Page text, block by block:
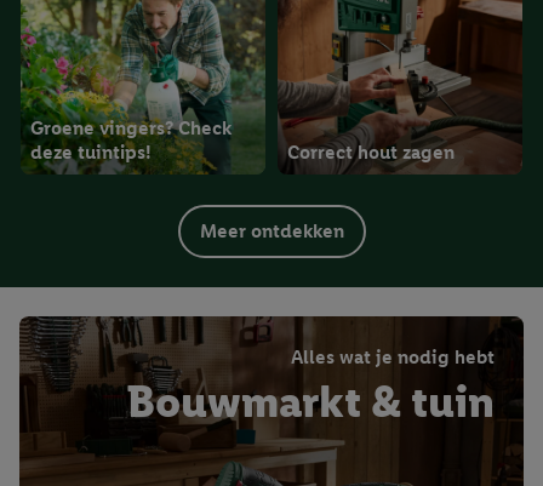
Groene vingers? Check
deze tuintips!
Correct hout zagen
Meer ontdekken
Alles wat je nodig hebt
Bouwmarkt & tuin